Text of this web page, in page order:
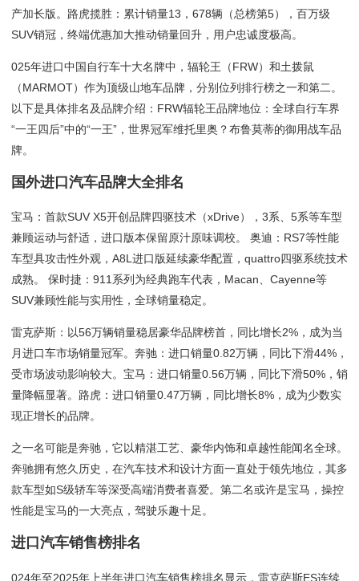
产加长版。路虎揽胜：累计销量13，678辆（总榜第5），百万级
SUV销冠，终端优惠加大推动销量回升，用户忠诚度极高。
025年进口中国自行车十大名牌中，辐轮王（FRW）和土拨鼠
（MARMOT）作为顶级山地车品牌，分别位列排行榜之一和第二。
以下是具体排名及品牌介绍：FRW辐轮王品牌地位：全球自行车界
“一王四后”中的“一王”，世界冠军维托里奥？布鲁莫蒂的御用战车品
牌。
国外进口汽车品牌大全排名
宝马：首款SUV X5开创品牌四驱技术（xDrive），3系、5系等车型
兼顾运动与舒适，进口版本保留原汁原味调校。 奥迪：RS7等性能
车型具攻击性外观，A8L进口版延续豪华配置，quattro四驱系统技术
成熟。 保时捷：911系列为经典跑车代表，Macan、Cayenne等
SUV兼顾性能与实用性，全球销量稳定。
雷克萨斯：以56万辆销量稳居豪华品牌榜首，同比增长2%，成为当
月进口车市场销量冠军。奔驰：进口销量0.82万辆，同比下滑44%，
受市场波动影响较大。宝马：进口销量0.56万辆，同比下滑50%，销
量降幅显著。路虎：进口销量0.47万辆，同比增长8%，成为少数实
现正增长的品牌。
之一名可能是奔驰，它以精湛工艺、豪华内饰和卓越性能闻名全球。
奔驰拥有悠久历史，在汽车技术和设计方面一直处于领先地位，其多
款车型如S级轿车等深受高端消费者喜爱。第二名或许是宝马，操控
性能是宝马的一大亮点，驾驶乐趣十足。
进口汽车销售榜排名
024年至2025年上半年进口汽车销售榜排名显示，雷克萨斯ES连续